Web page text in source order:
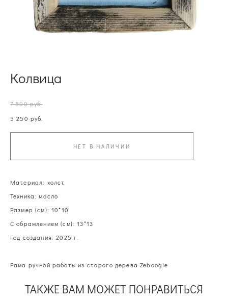
Колвица
7 500 pуб.
5 250 pуб.
НЕТ В НАЛИЧИИ
Материал: холст
Техника: масло
Размер (см): 10*10
С обрамлением (см): 13*13
Год создания: 2025 г.
Рама ручной работы из старого дерева Zeboogie
ТАКЖЕ ВАМ МОЖЕТ ПОНРАВИТЬСЯ